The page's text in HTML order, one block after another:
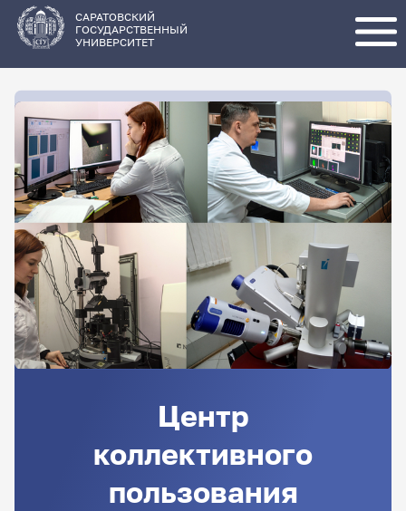
основному
содержанию
САРАТОВСКИЙ
ГОСУДАРСТВЕННЫЙ
УНИВЕРСИТЕТ
Центр
коллективного
пользования